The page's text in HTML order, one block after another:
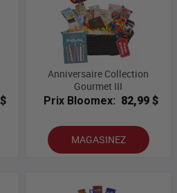
Anniversaire Collection
Gourmet III
Prix Bloomex: 82,99 $
MAGASINEZ